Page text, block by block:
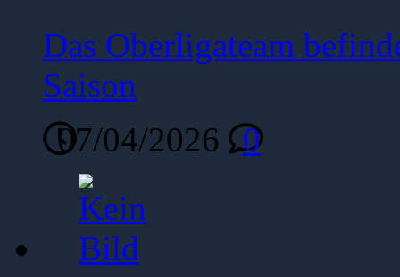
Das Oberligateam
Saison
07/04/2026
0